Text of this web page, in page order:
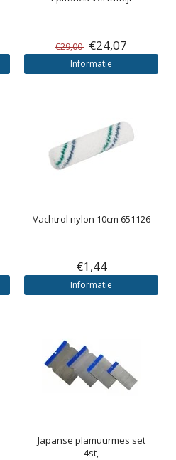
€29,00 €24,07
Informatie
Vachtrol nylon 10cm 651126
€1,44
Informatie
Japanse plamuurmes set
4st,